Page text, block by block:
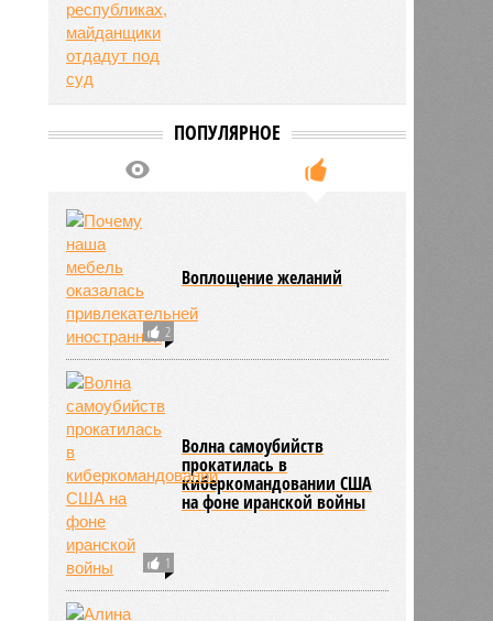
ПОПУЛЯРНОЕ
2
Воплощение желаний
1
Волна самоубийств
прокатилась в
киберкомандовании США
на фоне иранской войны